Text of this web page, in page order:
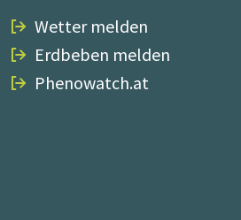
Wetter melden
Erdbeben melden
Phenowatch.at